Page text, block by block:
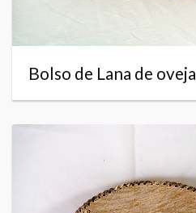
Bolso de Lana de oveja